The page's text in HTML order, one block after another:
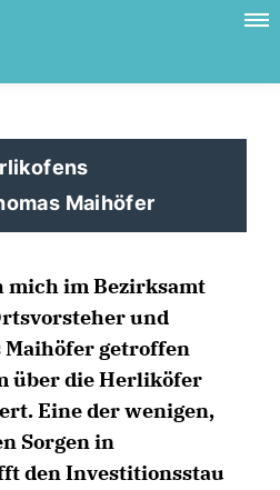
Maihöfer
mich im Bezirksamt
und
Maihöfer getroffen
über die Herliköfer
Eine der wenigen,
Sorgen in
den Investitionsstau